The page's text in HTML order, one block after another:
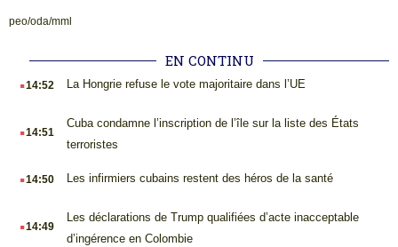
peo/oda/mml
EN CONTINU
.14:52 La Hongrie refuse le vote majoritaire dans l’UE
.14:51
Cuba condamne l’inscription de l’île sur la liste des États
terroristes
.14:50 Les infirmiers cubains restent des héros de la santé
.14:49
Les déclarations de Trump qualifiées d’acte inacceptable
d’ingérence en Colombie